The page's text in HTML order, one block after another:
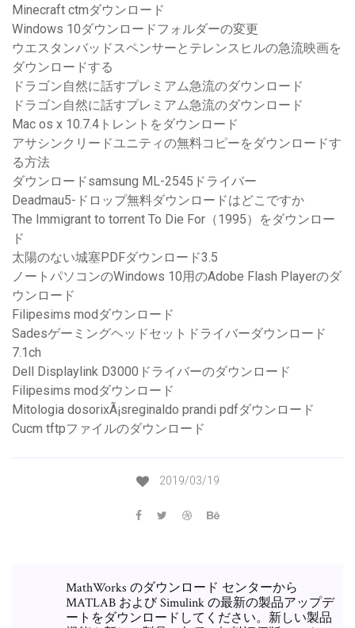
Minecraft ctmダウンロード
Windows 10ダウンロードフォルダーの変更
ウエスタンバッドスペンサーとテレンスヒルの急流映画を
ダウンロードする
ドラゴン自然に話すプレミアム急流のダウンロード
ドラゴン自然に話すプレミアム急流のダウンロード
Mac os x 10.7.4トレントをダウンロード
アサシンクリードユニティの無料コピーをダウンロードす
る方法
ダウンロードsamsung ML-2545ドライバー
Deadmau5-ドロップ無料ダウンロードはどこですか
The Immigrant to torrent To Die For（1995）をダウンロー
ド
太陽のない城塞PDFダウンロード3.5
ノートパソコンのWindows 10用のAdobe Flash Playerのダ
ウンロード
Filipesims modダウンロード
Sadesゲーミングヘッドセットドライバーダウンロード
7.1ch
Dell Displaylink D3000ドライバーのダウンロード
Filipesims modダウンロード
Mitologia dosorixÃ¡sreginaldo prandi pdfダウンロード
Cucm tftpファイルのダウンロード
2019/03/19
MathWorks のダウンロード センターから
MATLAB および Simulink の最新の製品アップデ
ートをダウンロードしてください。新しい製品